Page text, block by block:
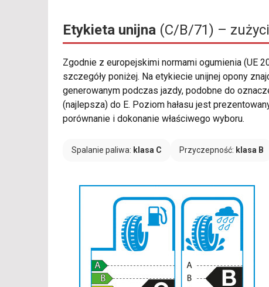
Etykieta unijna (C/B/71) –
Zgodnie z europejskimi normami ogumienia (UE
szczegóły poniżej. Na etykiecie unijnej opony
generowanym podczas jazdy, podobne do
(najlepsza) do E. Poziom hałasu jest
porównanie i dokonanie właściwego wyboru.
Spalanie paliwa: klasa C Przyczepność: klasa B